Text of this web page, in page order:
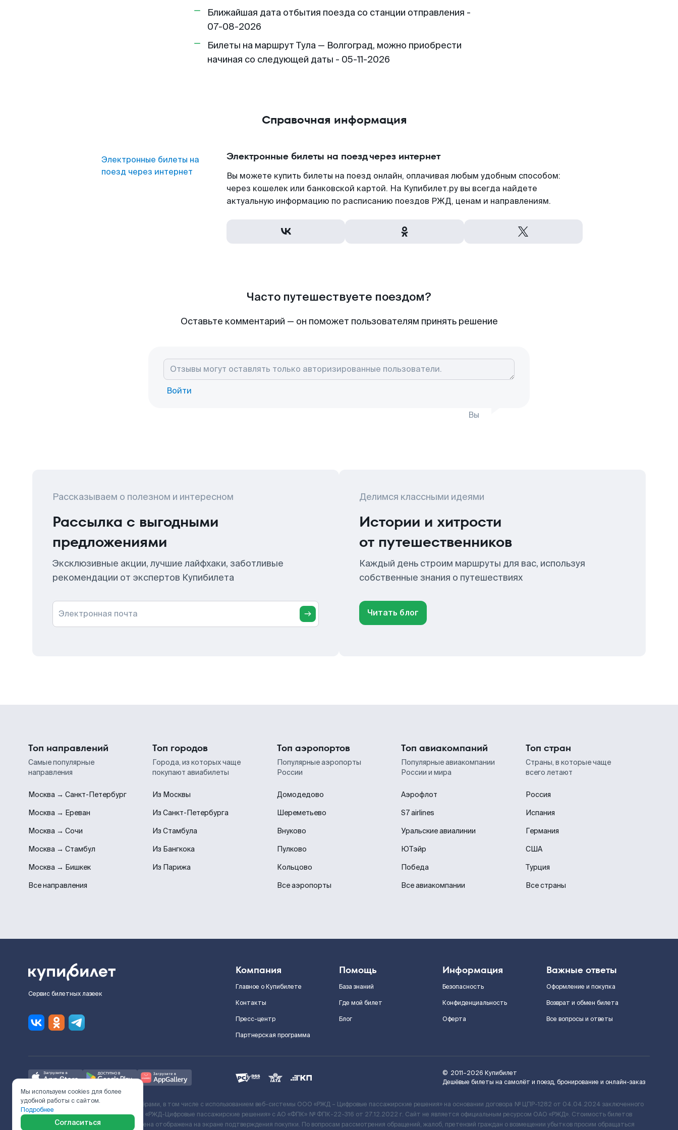
Ближайшая дата отбытия поезда со станции отправления -
07-08-2026
Билеты на маршрут Тула — Волгоград, можно приобрести
начиная со следующей даты - 05-11-2026
Справочная информация
Электронные билеты на
поезд через интернет
Электронные билеты на поезд через интернет
Вы можете купить билеты на поезд онлайн, оплачивая любым удобным способом:
через кошелек или банковской картой. На Купибилет.ру вы всегда найдете
актуальную информацию по расписанию поездов РЖД, ценам и направлениям.
Часто путешествуете поездом?
Оставьте комментарий — он поможет пользователям принять решение
Войти
Вы
Рассказываем о полезном и интересном
Рассылка с выгодными
предложениями
Эксклюзивные акции, лучшие лайфхаки, заботливые
рекомендации от экспертов Купибилета
Электронная почта
Делимся классными идеями
Истории и хитрости
от путешественников
Каждый день строим маршруты для вас, используя
собственные знания о путешествиях
Читать блог
Топ направлений
Самые популярные
направления
Москва → Санкт-Петербург
Москва → Ереван
Москва → Сочи
Москва → Стамбул
Москва → Бишкек
Все направления
Топ городов
Города, из которых чаще
покупают авиабилеты
Из Москвы
Из Санкт-Петербурга
Из Стамбула
Из Бангкока
Из Парижа
Топ аэропортов
Популярные аэропорты
России
Домодедово
Шереметьево
Внуково
Пулково
Кольцово
Все аэропорты
Топ авиакомпаний
Популярные авиакомпании
России и мира
Аэрофлот
S7 airlines
Уральские авиалинии
ЮТэйр
Победа
Все авиакомпании
Топ стран
Страны, в которые чаще
всего летают
Россия
Испания
Германия
США
Турция
Все страны
Сервис билетных лазеек
Компания
Главное о Купибилете
Контакты
Пресс-центр
Партнерская программа
Помощь
База знаний
Где мой билет
Блог
Информация
Безопасность
Конфиденциальность
Оферта
Важные ответы
Оформление и покупка
Возврат и обмен билета
Все вопросы и ответы
© 2011–2026 Купибилет
Дешёвые билеты на самолёт и поезд, бронирование и онлайн-заказ
Ж/Д билеты предоставляются партнёрами, в том числе с использованием веб-системы ООО «РЖД – Цифровые пассажирские решения» на основании договора № ЦПР-1282 от 04.04.2024 заключенного
с Поставщиком услуг и Договора ООО «РЖД-Цифровые пассажирские решения» c АО «ФПК» № ФПК-22-316 от 27.12.2022 г. Сайт не является официальным ресурсом ОАО «РЖД». Стоимость билетов
включает сервисный сбор. Итоговая цена отображена на экране подтверждения покупки. По вопросам рассмотрения обращений, жалоб, претензий граждан о возмещении убытков просим обращаться
Мы используем cookies для более
удобной работы с сайтом.
Подробнее
Согласиться